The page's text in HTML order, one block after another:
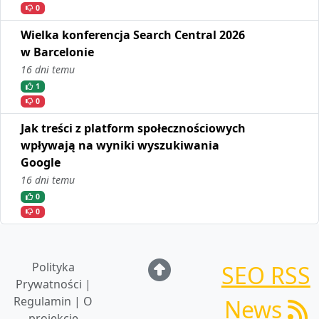
0
Wielka konferencja Search Central 2026
w Barcelonie
16 dni temu
1
0
Jak treści z platform społecznościowych
wpływają na wyniki wyszukiwania
Google
16 dni temu
0
0
Polityka
Prywatności |
Regulamin | O
SEO RSS
News